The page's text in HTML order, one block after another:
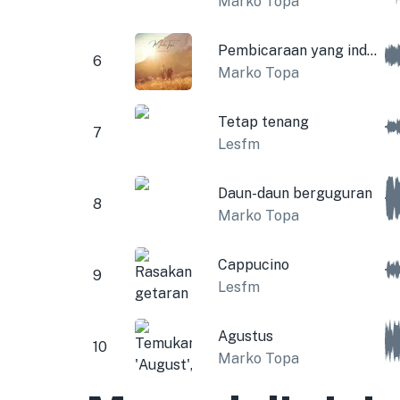
6
Pembicaraan yang indah
Marko Topa
7
Tetap tenang
Lesfm
8
Daun-daun berguguran
Marko Topa
9
Cappucino
Lesfm
10
Agustus
Marko Topa